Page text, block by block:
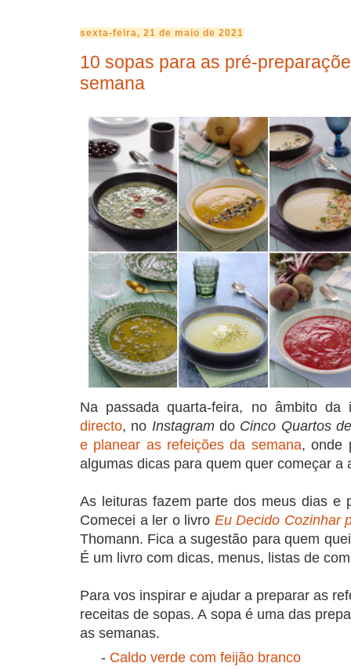
sexta-feira, 21 de maio de 2021
10 sopas para as pré-
semana
Na passada quarta-feira, no âmbito da
directo, no Instagramdo Cinco Quartos
e planear as refeições da semana, onde
algumas dicas para quem quer começar a
As leituras fazem parte dos meus dias e
Comecei a ler o livro Eu Decido Cozinhar
Thomann. Fica a sugestão para quem
É um livro com dicas, menus, listas de
Para vos inspirar e ajudar a preparar as
receitas de sopas. A sopa é uma das
as semanas.
- Caldo verde com feijão branco